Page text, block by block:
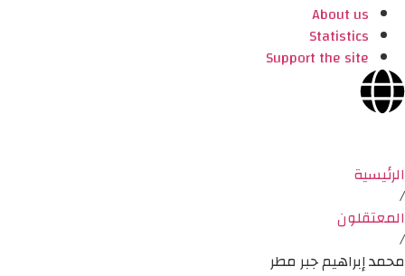
About us
Statistics
Support the site
الرئيسية
/
المعتقلون
/
محمد إبراهيم جبر مطر